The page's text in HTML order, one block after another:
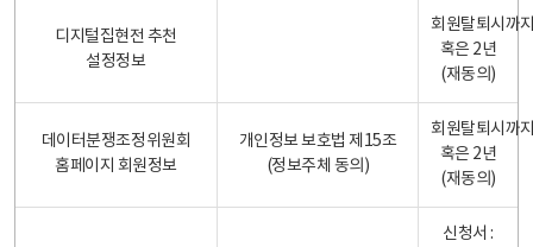
디지털집현전 추천
설정정보
회원탈퇴시까
혹은 2년
(재동의)
데이터분쟁조정위원회
홈페이지 회원정보
개인정보 보호법 제15조
(정보주체 동의)
회원탈퇴시까
혹은 2년
(재동의)
신청서 :